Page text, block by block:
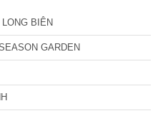
BIÊN
GARDEN